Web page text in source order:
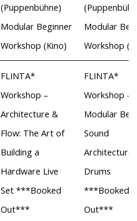
(Puppenbühne)
Modular Beginner
Workshop (Kino)
Modular
Workshop
FLINTA*
Workshop –
Architecture &
Flow: The Art of
Building a
Hardware Live
Set ***Booked
Out***
FLINTA*
Workshop –
Modular
Sound
Architecture
Drums
***Booked
Out***